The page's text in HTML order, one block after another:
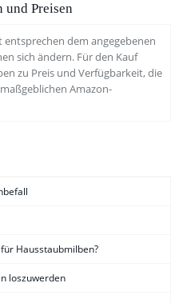
und Preisen
dem angegebenen
sich ändern. Für den Kauf
zu Preis und Verfügbarkeit, die
Amazon-
Hausstaubmilben?
loszuwerden